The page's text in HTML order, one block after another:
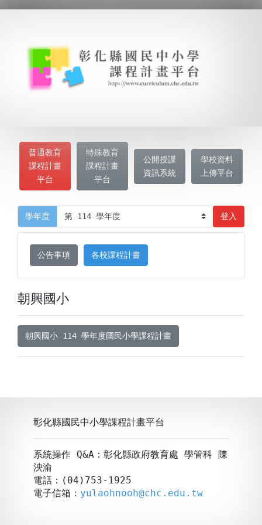
普通教育
課程計畫
平台
特殊教育
課程計畫
平台
公開授課
資訊系統
學校資料
上傳平台
學年度 登入
公告事項 各校課程計畫
朝興國小
朝興國小 114 學年度國民小學課程計畫
彰化縣國民中小學課程計畫平台
系統操作 Q&A：彰化縣政府教育處 學管科 陳
泱渝
電話：(04)753-1925
電子信箱： yulaohnooh@chc.edu.tw